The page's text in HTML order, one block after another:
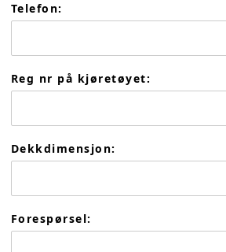
Telefon:
Reg nr på kjøretøyet:
Dekkdimensjon:
Forespørsel: